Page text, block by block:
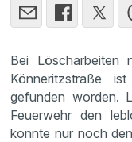
Bei Löscharbeiten
Könneritzstraße
gefunden worden.
Feuerwehr den
konnte nur noch